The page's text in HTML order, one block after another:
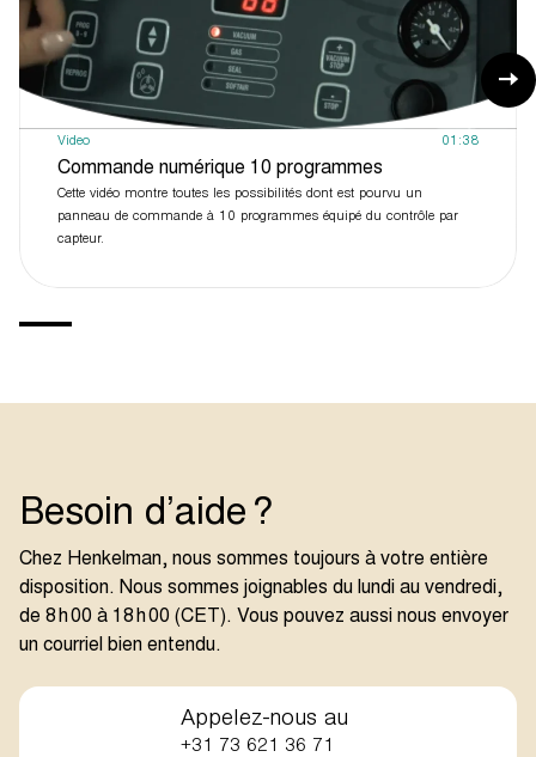
Video 01:38
Commande numérique 10 programmes
Cette vidéo montre toutes les possibilités dont est pourvu un
panneau de commande à 10 programmes équipé du contrôle par
capteur.
Besoin d’aide ?
Chez Henkelman, nous sommes toujours à votre entière
disposition. Nous sommes joignables du lundi au vendredi,
de 8 h 00 à 18 h 00 (CET). Vous pouvez aussi nous envoyer
un courriel bien entendu.
Appelez-nous au
+31 73 621 36 71